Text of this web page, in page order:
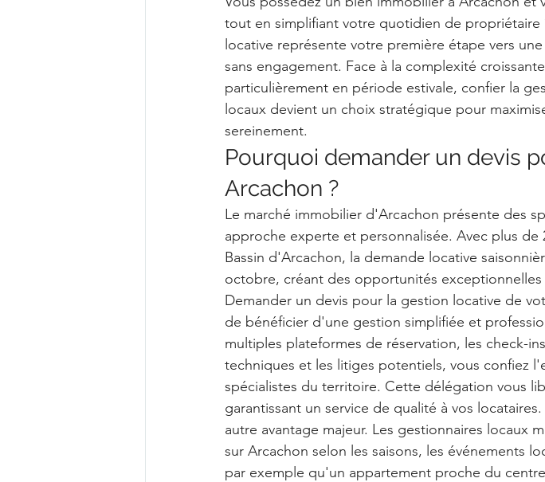
tout en simplifiant votre quotidien de propriétaire
locative représente votre première étape vers
sans engagement. Face à la complexité
particulièrement en période estivale, confier la
locaux devient un choix stratégique pour
sereinement.
Pourquoi demander un devis
Arcachon ?
Le marché immobilier d'Arcachon présente des
approche experte et personnalisée. Avec plus de
Bassin d'Arcachon, la demande locative
octobre, créant des opportunités
Demander un devis pour la gestion locative de
de bénéficier d'une gestion simplifiée et
multiples plateformes de réservation, les check-
techniques et les litiges potentiels, vous confiez
spécialistes du territoire. Cette délégation vous
garantissant un service de qualité à vos
autre avantage majeur. Les gestionnaires locaux
sur Arcachon selon les saisons, les événements
par exemple qu'un appartement proche du